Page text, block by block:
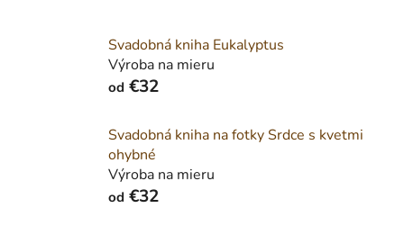
Svadobná kniha Eukalyptus
Výroba na mieru
od €32
Svadobná kniha na fotky Srdce s kvetmi
ohybné
Výroba na mieru
od €32